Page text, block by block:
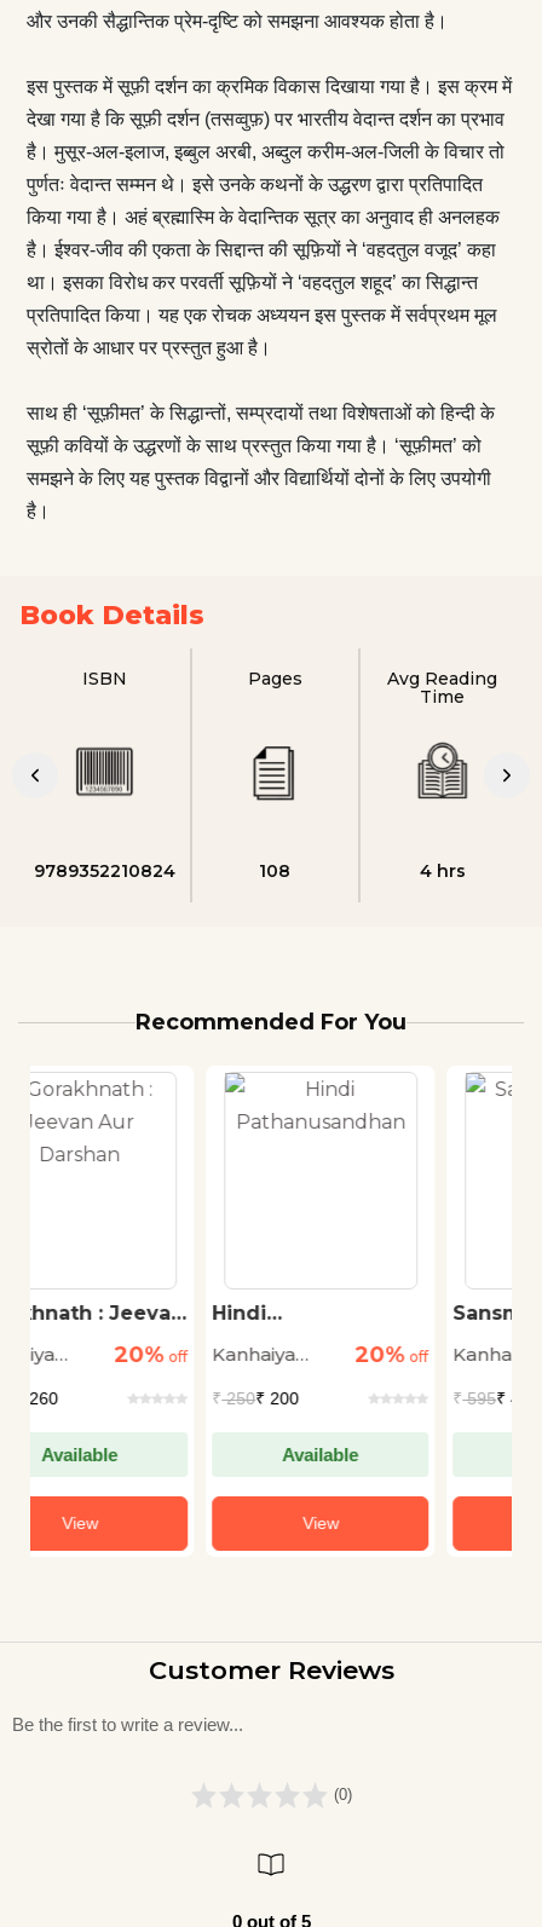
और उनकी सैद्धान्तिक प्रेम-दृष्टि को समझना आवश्यक होता है।
इस पुस्तक में सूफ़ी दर्शन का क्रमिक विकास दिखाया गया है। इस क्रम में
देखा गया है कि सूफ़ी दर्शन (तसव्वुफ़) पर भारतीय वेदान्‍त दर्शन का प्रभाव
है। मुसूर-अल-इलाज, इब्बुल अरबी, अब्दुल करीम-अल-जिली के विचार तो
पुर्णतः वेदान्‍त सम्मन थे। इसे उनके कथनों के उद्धरण द्वारा प्रतिपादित
किया गया है। अहं ब्रह्मास्मि के वेदान्तिक सूत्र का अनुवाद ही अनलहक
है। ईश्वर-जीव की एकता के सिद्दान्‍त की सूफ़‍ियों ने ‘वहदतुल वजूद’ कहा
था। इसका विरोध कर परवर्ती सूफ़‍ियों ने ‘वहदतुल शहूद’ का सिद्धान्‍त
प्रतिपादित किया। यह एक रोचक अध्ययन इस पुस्तक में सर्वप्रथम मूल
स्रोतों के आधार पर प्रस्तुत हुआ है।
साथ ही ‘सूफ़ीमत’ के सिद्धान्‍तों, सम्प्रदायों तथा विशेषताओं को हिन्‍दी के
सूफ़ी कवियों के उद्धरणों के साथ प्रस्तुत किया गया है। ‘सूफ़ीमत’ को
समझने के लिए यह पुस्तक विद्वानों और विद्यार्थियों दोनों के लिए उपयोगी
है।
Book Details
ISBN
9789352210824
Pages
108
Avg Reading
Time
4 hrs
Recommended For You
off
Hindi
Kanhaiya
20% off
₹ ₹ 200
Sansmarnon Ka Alok
Kanhaiya
20% off
₹ ₹ 476
Customer Reviews
Be the first to write a review...
(0)
0 out of 5